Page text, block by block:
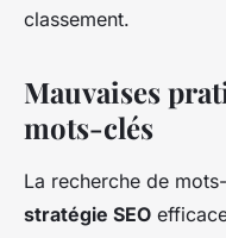
classement.
Mauvaises
mots-clés
La recherche de
stratégie SEO